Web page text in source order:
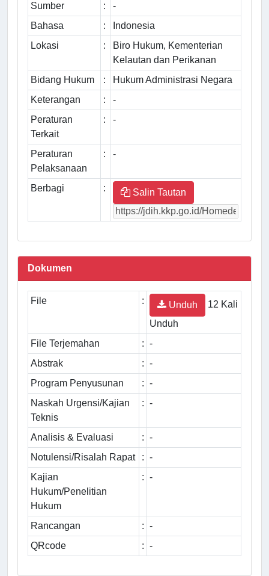
Sumber :
-
Bahasa
:
Indonesia
Lokasi
:
Biro Hukum, Kementerian
Kelautan dan Perikanan
Bidang Hukum
:
Hukum Administrasi Negara
Keterangan
:
-
Peraturan
Terkait
: -
Peraturan
Pelaksanaan
: -
Berbagi : Salin Tautan
Dokumen
File : Unduh
12 Kali
Unduh
File Terjemahan
: -
Abstrak
: -
Program Penyusunan
: -
Naskah Urgensi/Kajian
Teknis
: -
Analisis & Evaluasi : -
Notulensi/Risalah Rapat
: -
Kajian
Hukum/Penelitian
Hukum
: -
Rancangan : -
QRcode
: -